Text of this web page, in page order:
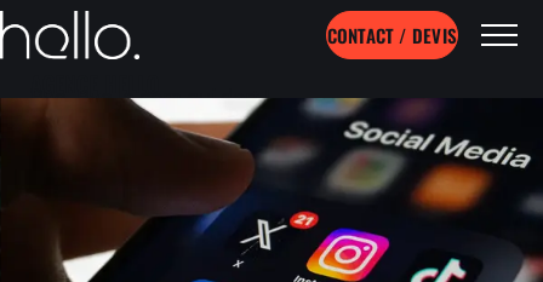
CONTACT / DEVIS
Bye, Bye la com qui dort !